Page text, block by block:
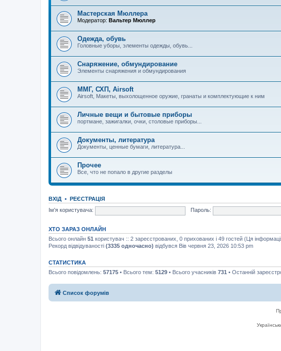
Мастерская Мюллера
Модератор: Вальтер Мюллер
Одежда, обувь
Головные уборы, элементы одежды, обувь...
Снаряжение, обмундирование
Элементы снаряжения и обмундирования
ММГ, СХП, Airsoft
Airsoft, Макеты, выхолощенное оружие, гранаты и комплектующие к ним
Личные вещи и бытовые приборы
портмане, зажигалки, очки, столовые приборы...
Документы, литература
Документы, ценные бумаги, литература...
Прочее
Все, что не попало в другие разделы
ВХІД • РЕЄСТРАЦІЯ
Ім'я користувача:
Пароль:
ХТО ЗАРАЗ ОНЛАЙН
Всього онлайн 51 користувач :: 2 зареєстрованих, 0 прихованих і 49 гостей (Ця
Рекорд відвідуваності (3335 одночасно) відбувся Вів червня 23, 2026 10:53 pm
СТАТИСТИКА
Всього повідомлень: 57175 • Всього тем: 5129 • Всього учасників 731 • Останній
Список форумів